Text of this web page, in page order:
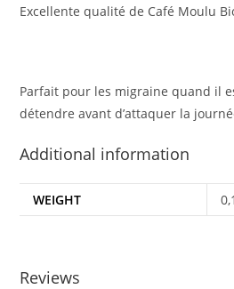
Excellente qualité de Café Moulu
Parfait pour les migraine quand il
détendre avant d’attaquer la
Additional information
WEIGHT
Reviews